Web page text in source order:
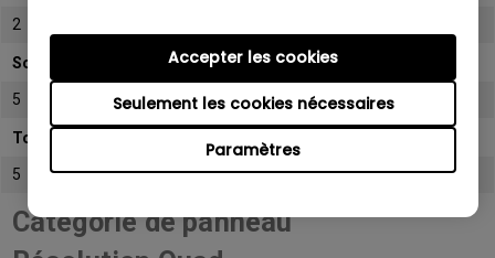
Paramètres
Seulement les cookies nécessaires
Accepter les cookies
2
Sous-pixel sombre
5
Total de sous-pixels admissibles
5
Catégorie de panneau